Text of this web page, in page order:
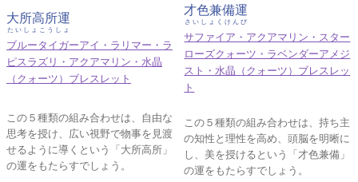
大所高所運
たいしょこうしょ
ブルータイガーアイ・ラリマー・ラ
ピスラズリ・アクアマリン・水晶
（クォーツ）ブレスレット
この５種類の組み合わせは、自由な
思考を授け、広い視野で物事を見渡
せるように導くという「大所高所」
の運をもたらすでしょう。
才色兼備運
さいしょくけんび
サファイア・アクアマリン・スター
ローズクォーツ・ラベンダーアメジ
スト・水晶（クォーツ）ブレスレッ
ト
この５種類の組み合わせは、持ち主
の知性と理性を高め、頭脳を明晰に
し、美を授けるという「才色兼備」
の運をもたらすでしょう。